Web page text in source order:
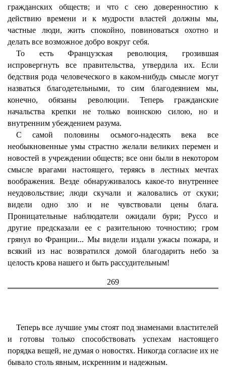
гражданских обществ; и что с сею доверенностию к
действию времени и к мудрости властей должны мы,
частные люди, жить спокойно, повиноваться охотно и
делать все возможное добро вокруг себя.
То есть Французская революция, грозившая
испровергнуть все правительства, утвердила их. Если
бедствия рода человеческого в каком-нибудь смысле могут
назваться благодетельными, то сим благодеянием мы,
конечно, обязаны революции. Теперь гражданские
начальства крепки не только воинскою силою, но и
внутренним убеждением разума.
С самой половины осьмого-надесять века все
необыкновенные умы страстно желали великих перемен и
новостей в учреждении обществ; все они были в некотором
смысле врагами настоящего, теряясь в лестных мечтах
воображения. Везде обнаруживалось какое-то внутреннее
неудовольствие; люди скучали и жаловались от скуки;
видели одно зло и не чувствовали цены блага.
Проницательные наблюдатели ожидали бури; Руссо и
другие предсказали ее с разительною точностию; гром
грянул во Франции... Мы видели издали ужасы пожара, и
всякий из нас возвратился домой благодарить небо за
целость крова нашего и быть рассудительным!
269
Теперь все лучшие умы стоят под знаменами властителей
и готовы только способствовать успехам настоящего
порядка вещей, не думая о новостях. Никогда согласие их не
бывало столь явным, искренним и надежным.